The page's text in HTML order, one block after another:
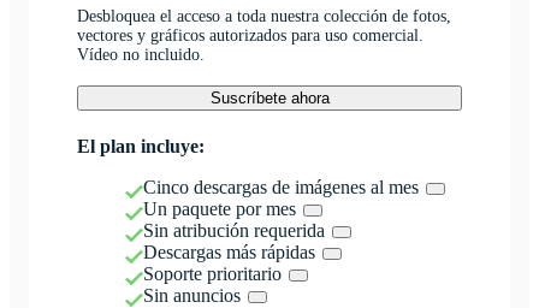
Desbloquea el acceso a toda nuestra colección de fotos,
vectores y gráficos autorizados para uso comercial.
Vídeo no incluido.
Suscríbete ahora
El plan incluye:
Cinco descargas de imágenes al mes
Un paquete por mes
Sin atribución requerida
Descargas más rápidas
Soporte prioritario
Sin anuncios